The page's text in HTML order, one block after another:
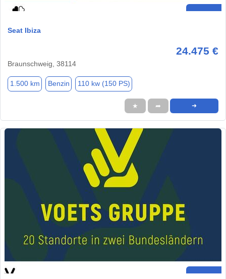
Seat Ibiza
24.475 €
Braunschweig, 38114
1.500 km Benzin 110 kw (150 PS)
★ ➦ ➜